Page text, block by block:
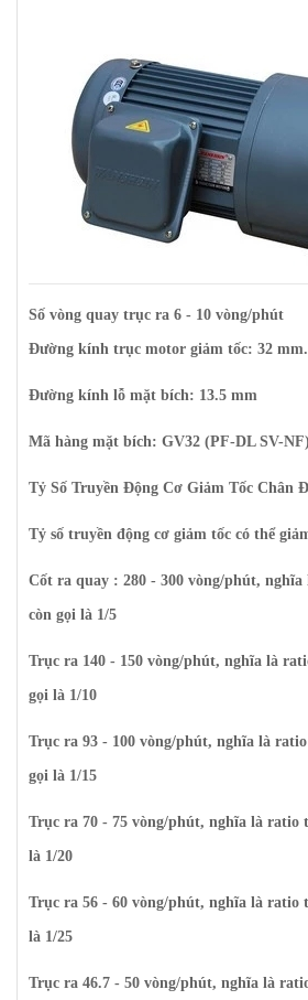
Số vòng quay trục ra 6 - 10 vòng/phút
Đường kính trục motor giảm tốc: 32
Đường kính lỗ mặt bích: 13.5 mm
Mã hàng mặt bích: GV32 (PF-DL SV-NF)
Tỷ Số Truyền Động Cơ Giảm Tốc Chân
Tỷ số truyền động cơ giảm tốc có thể
Cốt ra quay : 280 - 300 vòng/phút,
còn gọi là 1/5
Trục ra 140 - 150 vòng/phút, nghĩa là
gọi là 1/10
Trục ra 93 - 100 vòng/phút, nghĩa là
gọi là 1/15
Trục ra 70 - 75 vòng/phút, nghĩa là ratio
là 1/20
Trục ra 56 - 60 vòng/phút, nghĩa là ratio
là 1/25
Trục ra 46.7 - 50 vòng/phút, nghĩa là